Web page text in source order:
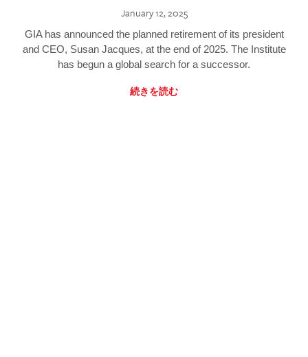
January 12, 2025
GIA has announced the planned retirement of its president
and CEO, Susan Jacques, at the end of 2025. The Institute
has begun a global search for a successor.
続きを読む